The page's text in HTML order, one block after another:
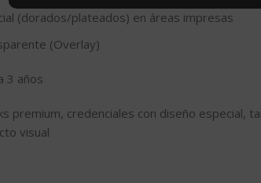
(dorados/plateados) en áreas impresas
(Overlay)
3 años
premium, credenciales con diseño especial,
visual